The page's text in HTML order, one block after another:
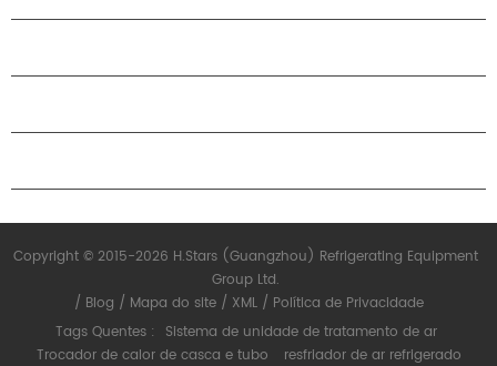
Copyright © 2015-2026 H.Stars (Guangzhou) Refrigerating Equipment
Group Ltd.
/ Blog / Mapa do site/ XML/ Política de Privacidade
Tags Quentes :
Sistema de unidade de tratamento de ar
Trocador de calor de casca e tubo
resfriador de ar refrigerado